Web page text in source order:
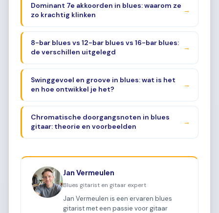
Dominant 7e akkoorden in blues: waarom ze
zo krachtig klinken
→
8-bar blues vs 12-bar blues vs 16-bar blues:
de verschillen uitgelegd
→
Swinggevoel en groove in blues: wat is het
en hoe ontwikkel je het?
→
Chromatische doorgangsnoten in blues
gitaar: theorie en voorbeelden
→
Jan Vermeulen
Blues gitarist en gitaar expert
Jan Vermeulen is een ervaren blues
gitarist met een passie voor gitaar